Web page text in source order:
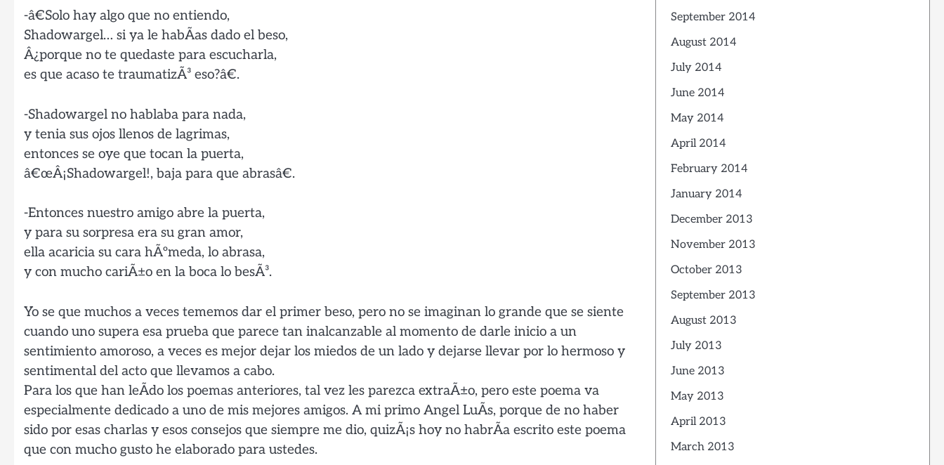
-â€Solo hay algo que no entiendo,
Shadowargel… si ya le habÃ­as dado el beso,
Â¿porque no te quedaste para escucharla,
es que acaso te traumatizÃ³ eso?â€.
-Shadowargel no hablaba para nada,
y tenia sus ojos llenos de lagrimas,
entonces se oye que tocan la puerta,
â€œÂ¡Shadowargel!, baja para que abrasâ€.
-Entonces nuestro amigo abre la puerta,
y para su sorpresa era su gran amor,
ella acaricia su cara hÃºmeda, lo abrasa,
y con mucho cariÃ±o en la boca lo besÃ³.
Yo se que muchos a veces tememos dar el primer beso, pero no se imaginan lo grande que se siente
cuando uno supera esa prueba que parece tan inalcanzable al momento de darle inicio a un
sentimiento amoroso, a veces es mejor dejar los miedos de un lado y dejarse llevar por lo hermoso y
sentimental del acto que llevamos a cabo.
Para los que han leÃ­do los poemas anteriores, tal vez les parezca extraÃ±o, pero este poema va
especialmente dedicado a uno de mis mejores amigos. A mi primo Angel LuÃ­s, porque de no haber
sido por esas charlas y esos consejos que siempre me dio, quizÃ¡s hoy no habrÃ­a escrito este poema
que con mucho gusto he elaborado para ustedes.
September 2014
August 2014
July 2014
June 2014
May 2014
April 2014
February 2014
January 2014
December 2013
November 2013
October 2013
September 2013
August 2013
July 2013
June 2013
May 2013
April 2013
March 2013